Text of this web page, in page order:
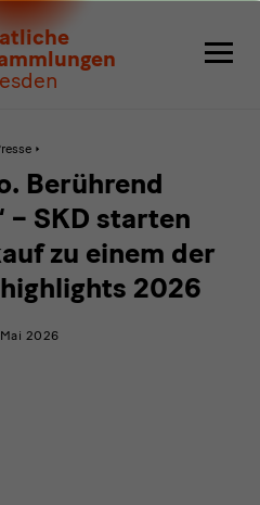
Berührend
–
starten
zu
einem
Ausstellungshighlights
Berührend
– SKD starten
zu einem der
2026
2026